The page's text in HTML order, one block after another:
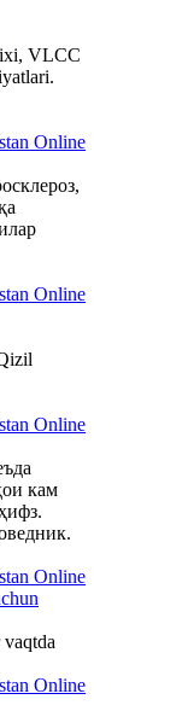
VLCC
Online
Online
Online
кам
Online
Online